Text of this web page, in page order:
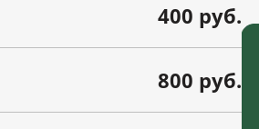
400 руб.
800 руб.